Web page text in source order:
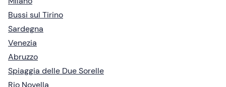
Bussi sul Tirino
Sardegna
Venezia
Abruzzo
Spiaggia delle Due Sorelle
Rio Novella